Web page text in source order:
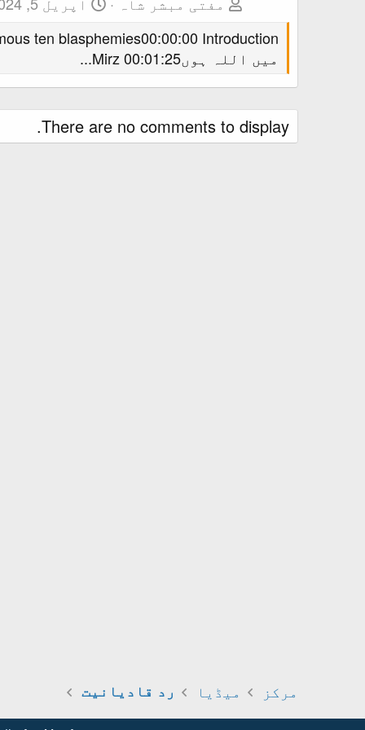
میں اللہ ہوں00:01:25 Mirz...
There are no comments to display.
مرکز میڈیا
رد قادیانیت